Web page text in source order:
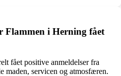
Flammen i Herning fået
fået positive anmeldelser fra
maden, servicen og atmosfæren.